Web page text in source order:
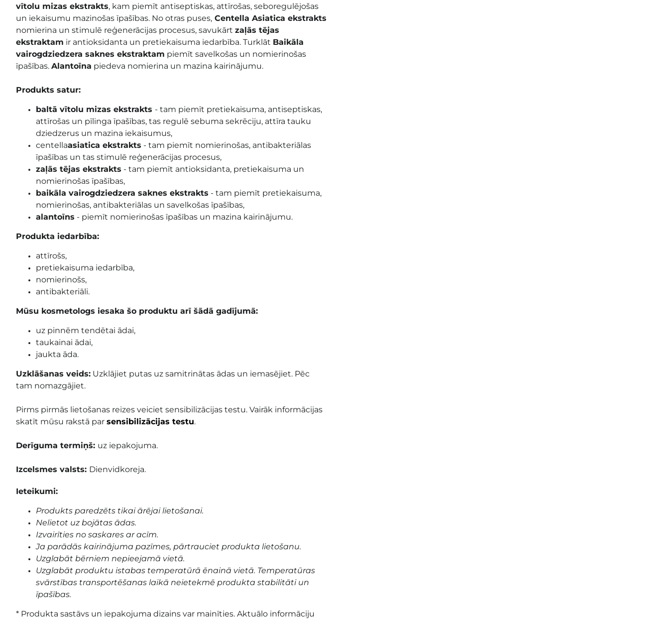
vītolu mizas ekstrakts, kam piemīt antiseptiskas, attīrošas, seboregulējošas
un iekaisumu mazinošas īpašības. No otras puses, Centella Asiatica ekstrakts
nomierina un stimulē reģenerācijas procesus, savukārt zaļās tējas
ekstraktam ir antioksidanta un pretiekaisuma iedarbība. Turklāt Baikāla
vairogdziedzera saknes ekstraktam piemīt savelkošas un nomierinošas
īpašības. Alantoīna piedeva nomierina un mazina kairinājumu.
Produkts satur:
baltā vītolu mizas ekstrakts - tam piemīt pretiekaisuma, antiseptiskas,
attīrošas un pīlinga īpašības, tas regulē sebuma sekrēciju, attīra tauku
dziedzerus un mazina iekaisumus,
centellaasiatica ekstrakts - tam piemīt nomierinošas, antibakteriālas
īpašības un tas stimulē reģenerācijas procesus,
zaļās tējas ekstrakts - tam piemīt antioksidanta, pretiekaisuma un
nomierinošas īpašības,
baikāla vairogdziedzera saknes ekstrakts - tam piemīt pretiekaisuma,
nomierinošas, antibakteriālas un savelkošas īpašības,
alantoīns - piemīt nomierinošas īpašības un mazina kairinājumu.
Produkta iedarbība:
attīrošs,
pretiekaisuma iedarbība,
nomierinošs,
antibakteriāli.
Mūsu kosmetologs iesaka šo produktu arī šādā gadījumā:
uz pinnēm tendētai ādai,
taukainai ādai,
jaukta āda.
Uzklāšanas veids: Uzklājiet putas uz samitrinātas ādas un iemasējiet. Pēc
tam nomazgājiet.
Pirms pirmās lietošanas reizes veiciet sensibilizācijas testu. Vairāk informācijas
skatīt mūsu rakstā par sensibilizācijas testu.
Derīguma termiņš: uz iepakojuma.
Izcelsmes valsts: Dienvidkoreja.
Ieteikumi:
Produkts paredzēts tikai ārējai lietošanai.
Nelietot uz bojātas ādas.
Izvairīties no saskares ar acīm.
Ja parādās kairinājuma pazīmes, pārtrauciet produkta lietošanu.
Uzglabāt bērniem nepieejamā vietā.
Uzglabāt produktu istabas temperatūrā ēnainā vietā. Temperatūras
svārstības transportēšanas laikā neietekmē produkta stabilitāti un
īpašības.
* Produkta sastāvs un iepakojuma dizains var mainīties. Aktuālo informāciju